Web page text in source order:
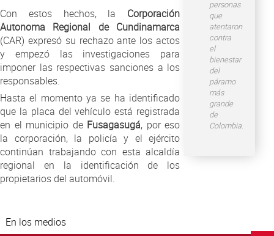
Con estos hechos, la Corporación
Autonoma Regional de Cundinamarca
(CAR) expresó su rechazo ante los actos
y empezó las investigaciones para
imponer las respectivas sanciones a los
responsables.
Hasta el momento ya se ha identificado
que la placa del vehículo está registrada
en el municipio de Fusagasugá, por eso
la corporación, la policía y el ejército
continúan trabajando con esta alcaldía
regional en la identificación de los
propietarios del automóvil.
En los medios
personas
que
atentaron
contra
el
bienestar
del
páramo
más
grande
de
Colombia.